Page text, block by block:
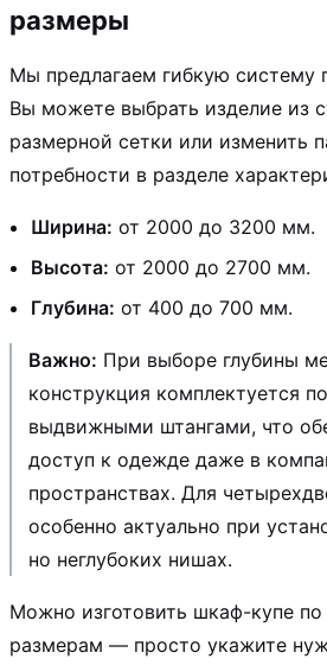
размеры
Мы предлагаем гибкую систему
Вы можете выбрать изделие из
размерной сетки или изменить
потребности в разделе
Ширина: от 2000 до 3200 мм.
Высота: от 2000 до 2700 мм.
Глубина: от 400 до 700 мм.
Важно: При выборе глубины
конструкция комплектуется
выдвижными штангами, что
доступ к одежде даже в
пространствах. Для
особенно актуально при
но неглубоких нишах.
Можно изготовить шкаф-купе
размерам — просто укажите